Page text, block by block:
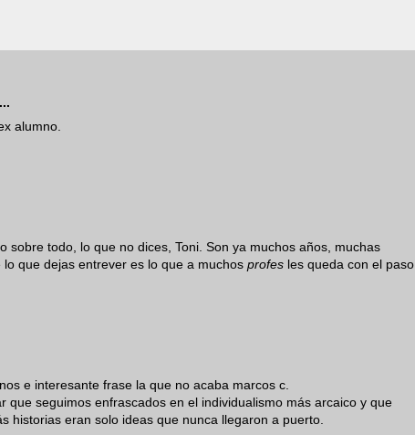
alumno.
sobre todo, lo que no dices, Toni. Son ya muchos años, muchas
que dejas entrever es lo que a muchos profes les queda con el paso
e interesante frase la que no acaba marcos c.
que seguimos enfrascados en el individualismo más arcaico y que
historias eran solo ideas que nunca llegaron a puerto.